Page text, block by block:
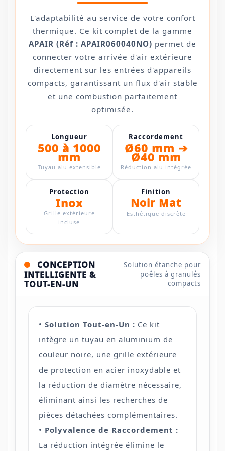
L'adaptabilité au service de votre confort
thermique. Ce kit complet de la gamme
APAIR (Réf : APAIR060040NO) permet de
connecter votre arrivée d'air extérieure
directement sur les entrées d'appareils
compacts, garantissant un flux d'air stable
et une combustion parfaitement
optimisée.
Longueur
500 à 1000
mm
Tuyau alu extensible
Raccordement
Ø60 mm ➔
Ø40 mm
Réduction alu intégrée
Protection
Inox
Grille extérieure
incluse
Finition
Noir Mat
Esthétique discrète
CONCEPTION
INTELLIGENTE &
TOUT-EN-UN
Solution étanche pour
poêles à granulés
compacts
• Solution Tout-en-Un : Ce kit
intègre un tuyau en aluminium de
couleur noire, une grille extérieure
de protection en acier inoxydable et
la réduction de diamètre nécessaire,
éliminant ainsi les recherches de
pièces détachées complémentaires.
• Polyvalence de Raccordement :
La réduction intégrée élimine le